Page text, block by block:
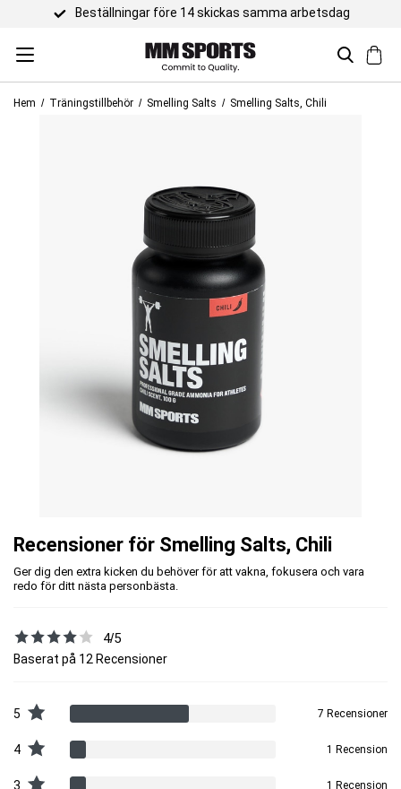
skickas samma arbetsdag
Hem Träningstillbehör Smelling Salts Smelling Salts, Chili
Recensioner för Smelling Salts, Chili
Ger dig den extra kicken du behöver för att vakna, fokusera och vara
redo för ditt nästa personbästa.
4/5
Baserat på 12 Recensioner
5 7 Recensioner
4 1 Recension
3 1 Recension